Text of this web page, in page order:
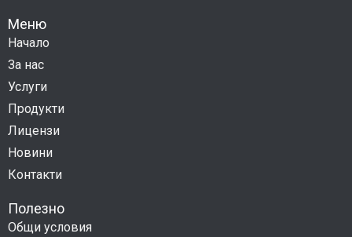
Меню
Начало
За нас
Услуги
Продукти
Лицензи
Новини
Контакти
Полезно
Общи условия